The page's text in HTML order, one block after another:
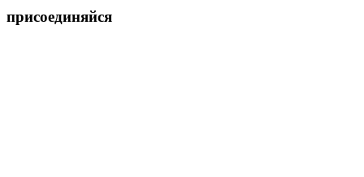
присоединяйся